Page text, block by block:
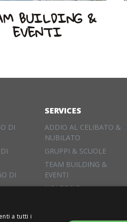
BUILDING &
EVENTI
DI
DI
SERVICES
ADDIO AL CELIBATO &
NUBILATO
GRUPPI & SCUOLE
TEAM BUILDING &
EVENTI
NOLEGGIO
a tutti i